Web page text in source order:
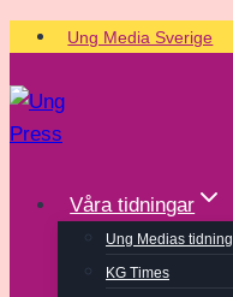
Skip
content
Ung Media Sverige
Våra tidningar
Ung Medias tidning
KG Times